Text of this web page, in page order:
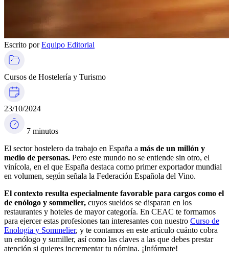
Escrito porEquipo Editorial
Cursos de Hostelería y Turismo
23/10/2024
7 minutos
El sector hostelero da trabajo en España a más de un millón y
medio de personas. Pero este mundo no se entiende sin otro, el
vinícola, en el que España destaca como primer exportador mundial
en volumen, según señala la Federación Española del Vino.
El contexto resulta especialmente favorable para cargos como el
de enólogo y sommelier, cuyos sueldos se disparan en los
restaurantes y hoteles de mayor categoría. En CEAC te formamos
para ejercer estas profesiones tan interesantes con nuestro Curso de
Enología y Sommelier, y te contamos en este artículo cuánto cobra
un enólogo y sumiller, así como las claves a las que debes prestar
atención si quieres incrementar tu nómina. ¡Infórmate!